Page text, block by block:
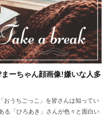
ーちゃん顔画像!嫌いな人多
おうちごっこ」を皆さんは知ってい
る「ひろあき」さんが色々と面白い